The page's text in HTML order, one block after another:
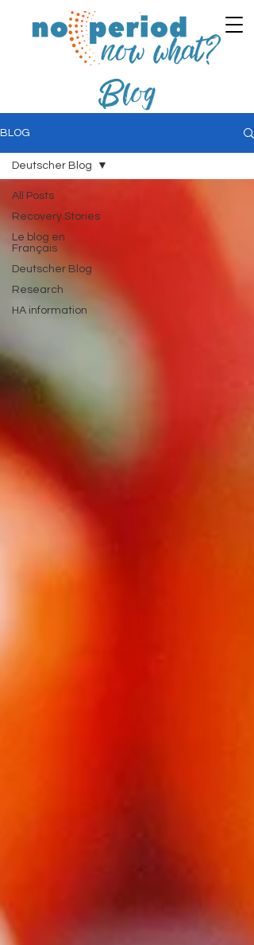
Blog
BLOG
All Posts
Recovery Stories
Le blog en
Français
Deutscher Blog
Research
HA information
Deutscher Blog